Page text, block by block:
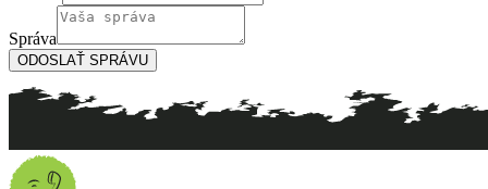
Telefón
Správa
Telefón
Email
Správa
ODOSLAŤ SPRÁVU